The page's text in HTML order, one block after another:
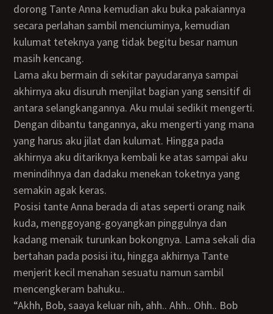
dorong Tante Anna kemudian aku buka pakaiannya
secara perlahan sambil menciuminya, kemudian
kulumat teteknya yang tidak begitu besar namun
masih kencang.
Lama aku bermain di sekitar payudaranya sampai
akhirnya aku disuruh menjilat bagian yang sensitif di
antara selangkangannya. Aku mulai sedikit mengerti.
Dengan dibantu tangannya, aku mengerti yang mana
yang harus aku jilat dan kulumat. Hingga pada
akhirnya aku ditariknya kembali ke atas sampai aku
menindihnya dan dadaku menekan toketnya yang
semakin agak keras.
Posisi tante Anna berada di atas seperti orang naik
kuda, menggoyang-goyangkan pinggulnya dan
kadang menaik turunkan bokongnya. Lama sekali dia
bertahan pada posisi itu, hingga akhirnya Tante
menjerit kecil menahan sesuatu namun sambil
mencengkeram bahuku..
“Akhh, Bob, saaya keluar nih, ahh.. Ahh.. Ohh.. Bob